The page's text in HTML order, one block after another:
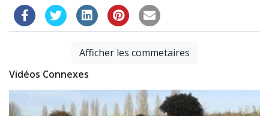
Afficher les commetaires
Vidéos Connexes